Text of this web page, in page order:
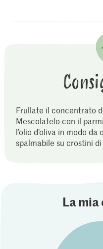
Frullate il concentrato
Mescolatelo con il
l’olio d’oliva in modo
spalmabile su crostini di
La